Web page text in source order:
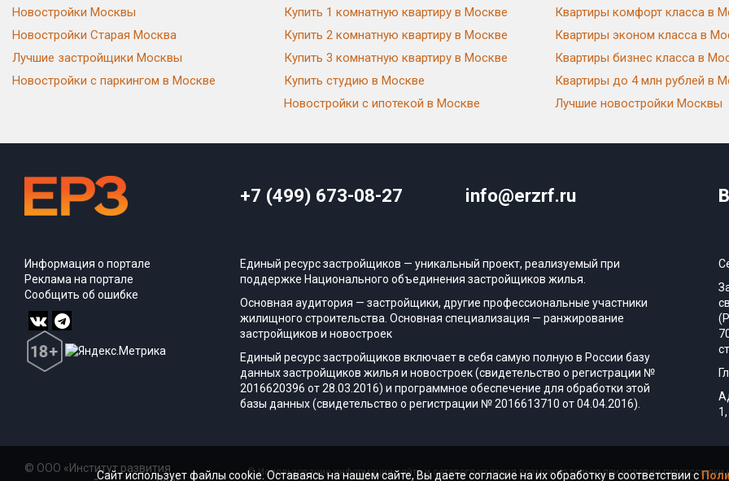
Новостройки Москвы
Новостройки Старая Москва
Лучшие застройщики Москвы
Новостройки с паркингом в Москве
Купить 1 комнатную квартиру в Москве
Купить 2 комнатную квартиру в Москве
Купить 3 комнатную квартиру в Москве
Купить студию в Москве
Новостройки с ипотекой в Москве
Квартиры комфорт класса в
Квартиры эконом класса в
Квартиры бизнес класса в
Квартиры до 4 млн рублей в
Лучшие новостройки Москвы
+7 (499) 673-08-27 info@erzrf.ru
Информация о портале
Реклама на портале
Сообщить об ошибке
Единый ресурс застройщиков — уникальный проект, реализуемый при
поддержке Национального объединения застройщиков жилья.
Основная аудитория — застройщики, другие профессиональные участники
жилищного строительства. Основная специализация — ранжирование
застройщиков и новостроек
Единый ресурс застройщиков включает в себя самую полную в России базу
данных застройщиков жилья и новостроек (свидетельство о регистрации №
2016620396 от 28.03.2016) и программное обеспечение для обработки этой
базы данных (свидетельство о регистрации № 2016613710 от 04.04.2016).
© ООО «Институт развития
© Использование информации сайта и сетевого издания возможно только при условии
Сайт использует файлы cookie. Оставаясь на нашем сайте, Вы даете согласие на их обработку в соответствии с